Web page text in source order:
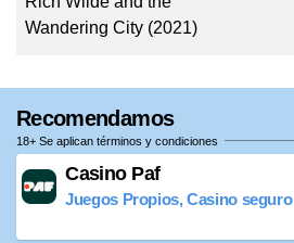
Wandering City (2021)
Recomendamos
18+ Se aplican términos y condiciones
Casino Paf
Juegos Propios, Casino seguro